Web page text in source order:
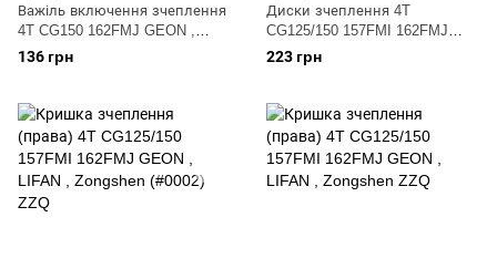
Важіль включення зчеплення
4T CG150 162FMJ GEON ,
LIFAN , Zongshen FUJI
136 грн
Диски зчеплення 4T
CG125/150 157FMI 162FMJ
GEON , LIFAN , Zongshen (5шт,
блістер)
223 грн